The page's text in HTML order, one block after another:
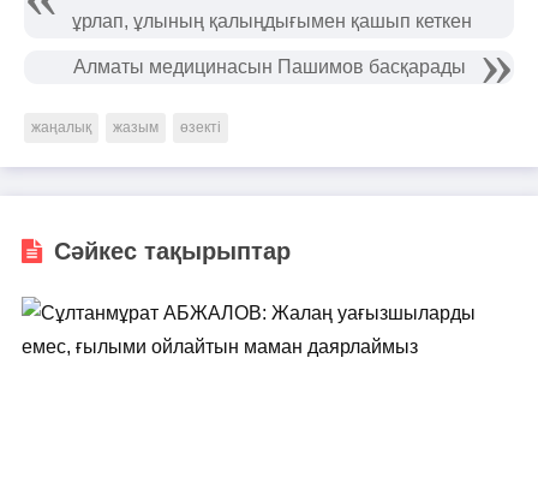
ұрлап, ұлының қалыңдығымен қашып кеткен
Алматы медицинасын Пашимов басқарады
жаңалық жазым өзекті
Сәйкес тақырыптар